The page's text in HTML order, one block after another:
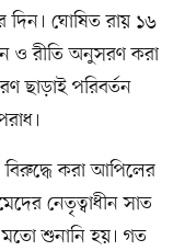
দিন। ঘোষিত রায় ১৬
ও রীতি অনুসরণ করা
ছাড়াই পরিবর্তন
বিরুদ্ধে করা আপিলের
নেতৃত্বাধীন সাত
শুনানি হয়। গত